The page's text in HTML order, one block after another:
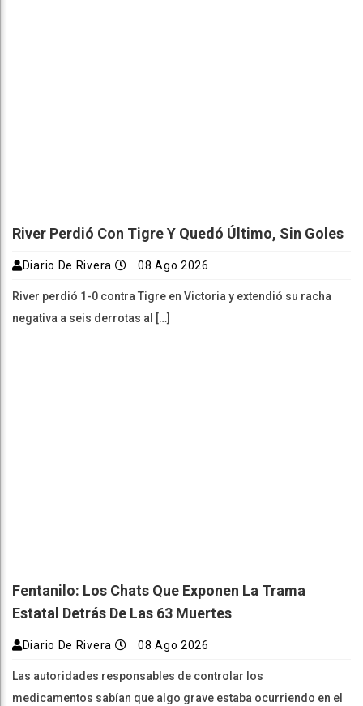
River Perdió Con Tigre Y Quedó Último, Sin Goles
Diario De Rivera 08 Ago 2026
River perdió 1-0 contra Tigre en Victoria y extendió su racha
negativa a seis derrotas al […]
Fentanilo: Los Chats Que Exponen La Trama
Estatal Detrás De Las 63 Muertes
Diario De Rivera 08 Ago 2026
Las autoridades responsables de controlar los
medicamentos sabían que algo grave estaba ocurriendo en el